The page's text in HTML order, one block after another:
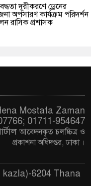
দূরীকরণে ড্রেনের
অপসারণ কার্যক্রম পরিদর্শন
রাসিক প্রশাসক
Mostafa Zaman
01711-954647
আবেদনকৃত চলচ্চিত্র ও
প্রকাশনা অধিদপ্তর, ঢাকা ।
kazla)-6204 Thana